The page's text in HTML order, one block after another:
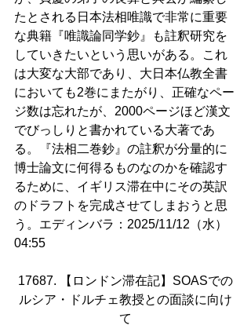
たとされる日本法相唯識で非常に重要
な典籍『唯識論同学鈔』も註釈研究を
していきたいという思いがある。これ
は大変な大部であり、大日本仏教全書
においても2巻にまたがり、正確なペー
ジ数は忘れたが、2000ページほど漢文
でびっしりと書かれている大著であ
る。『法相二巻鈔』の註釈が分量的に
博士論文に何得るものなのかを確認す
るために、イギリス滞在中にその英訳
のドラフトを完成させてしまおうと思
う。エディンバラ：2025/11/12（水）
04:55
17687. 【ロンドン滞在記】SOASでの
ルシア・ドルチェ教授との面談に向け
て